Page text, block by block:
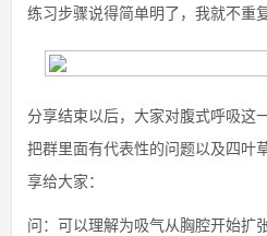
练习步骤说得简单明了，我就不重
分享结束以后，大家对腹式呼吸这
把群里面有代表性的问题以及四叶
享给大家：
问：可以理解为吸气从胸腔开始扩